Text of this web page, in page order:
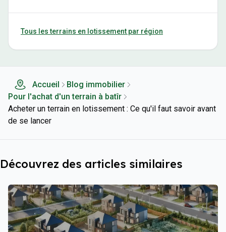
Tous les terrains en lotissement par région
Accueil
Blog immobilier
Pour l'achat d'un terrain à batîr
Acheter un terrain en lotissement : Ce qu'il faut savoir avant
de se lancer
Découvrez des articles similaires